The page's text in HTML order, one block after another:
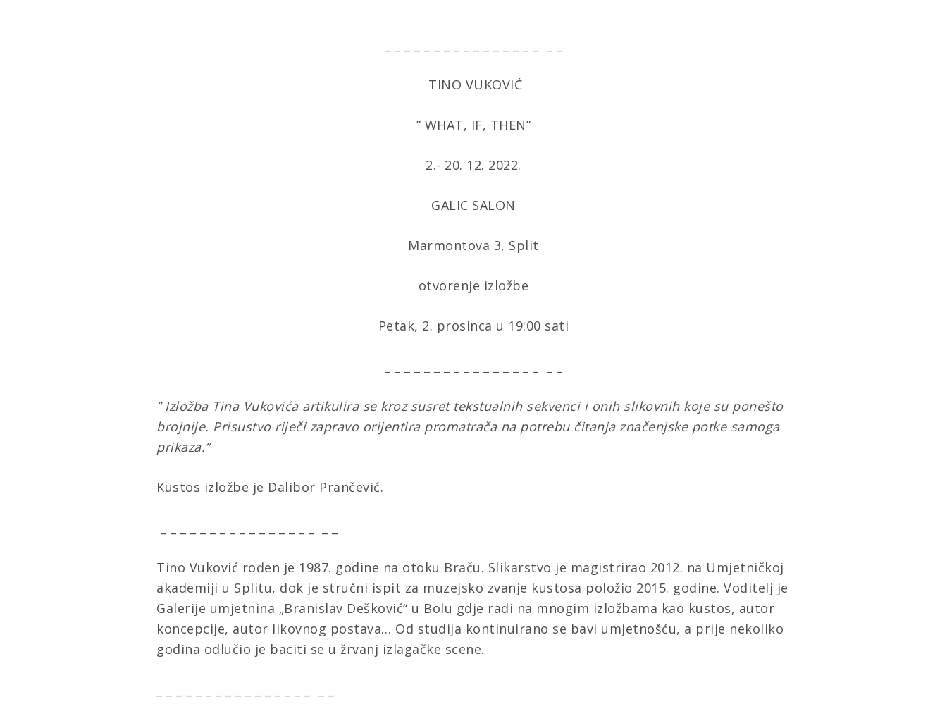
TINO VUKOVIĆ
” WHAT, IF, THEN”
2.- 20. 12. 2022.
GALIC SALON
Marmontova 3, Split
otvorenje izložbe
Petak, 2. prosinca u 19:00 sati
” Izložba Tina Vukovića artikulira se kroz susret tekstualnih sekvenci i onih slikovnih koje su ponešto
brojnije. Prisustvo riječi zapravo orijentira promatrača na potrebu čitanja značenjske potke samoga
prikaza.”
Kustos izložbe je Dalibor Prančević.
Tino Vuković rođen je 1987. godine na otoku Braču. Slikarstvo je magistrirao 2012. na Umjetničkoj
akademiji u Splitu, dok je stručni ispit za muzejsko zvanje kustosa položio 2015. godine. Voditelj je
Galerije umjetnina „Branislav Dešković“ u Bolu gdje radi na mnogim izložbama kao kustos, autor
koncepcije, autor likovnog postava… Od studija kontinuirano se bavi umjetnošću, a prije nekoliko
godina odlučio je baciti se u žrvanj izlagačke scene.